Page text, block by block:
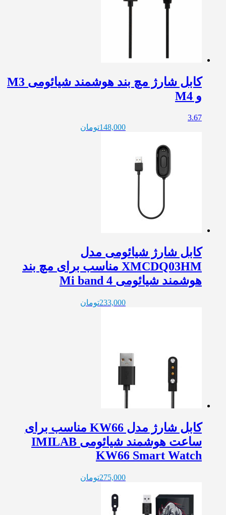
کابل شارژ مچ بند هوشمند شیائومی M3
و M4
3.67
148,000تومان
کابل شارژ شیائومی مدل
XMCDQ03HM مناسب برای مچ بند
هوشمند شیائومی Mi band 4
233,000تومان
کابل شارژ مدل KW66 مناسب برای
ساعت هوشمند شیائومی IMILAB
KW66 Smart Watch
275,000تومان